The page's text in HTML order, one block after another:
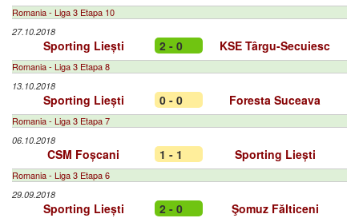
Romania - Liga 3 Etapa 10
27.10.2018
Sporting Liești 2 - 0 KSE Târgu-Secuiesc
Romania - Liga 3 Etapa 8
13.10.2018
Sporting Liești 0 - 0 Foresta Suceava
Romania - Liga 3 Etapa 7
06.10.2018
CSM Foșcani 1 - 1 Sporting Liești
Romania - Liga 3 Etapa 6
29.09.2018
Sporting Liești 2 - 0 Şomuz Fălticeni